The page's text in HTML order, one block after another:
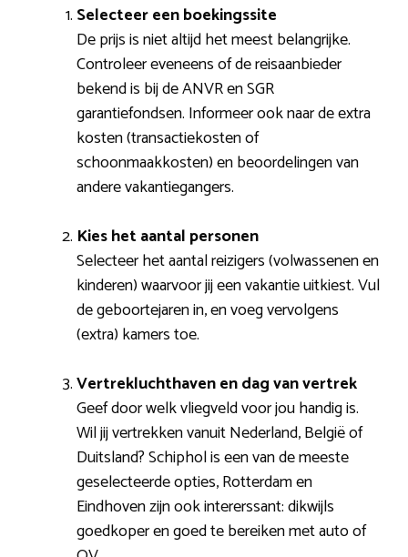
Selecteer een boekingssite
De prijs is niet altijd het meest belangrijke.
Controleer eveneens of de reisaanbieder
bekend is bij de ANVR en SGR
garantiefondsen. Informeer ook naar de extra
kosten (transactiekosten of
schoonmaakkosten) en beoordelingen van
andere vakantiegangers.
Kies het aantal personen
Selecteer het aantal reizigers (volwassenen en
kinderen) waarvoor jij een vakantie uitkiest. Vul
de geboortejaren in, en voeg vervolgens
(extra) kamers toe.
Vertrekluchthaven en dag van vertrek
Geef door welk vliegveld voor jou handig is.
Wil jij vertrekken vanuit Nederland, België of
Duitsland? Schiphol is een van de meeste
geselecteerde opties, Rotterdam en
Eindhoven zijn ook intererssant: dikwijls
goedkoper en goed te bereiken met auto of